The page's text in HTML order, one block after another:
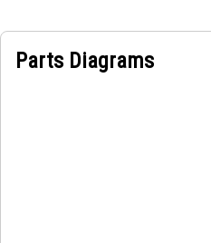
Parts Diagrams